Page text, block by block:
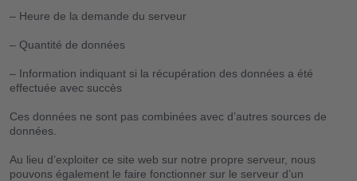
– Heure de la demande du serveur
– Quantité de données
– Information indiquant si la récupération des données a été
effectuée avec succès
Ces données ne sont pas combinées avec d’autres sources de
données.
Au lieu d’exploiter ce site web sur notre propre serveur, nous
pouvons également le faire fonctionner sur le serveur d’un